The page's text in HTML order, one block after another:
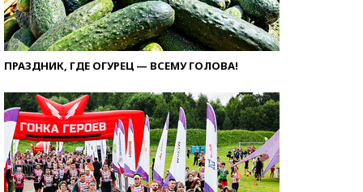
ПРАЗДНИК, ГДЕ ОГУРЕЦ — ВСЕМУ ГОЛОВА!